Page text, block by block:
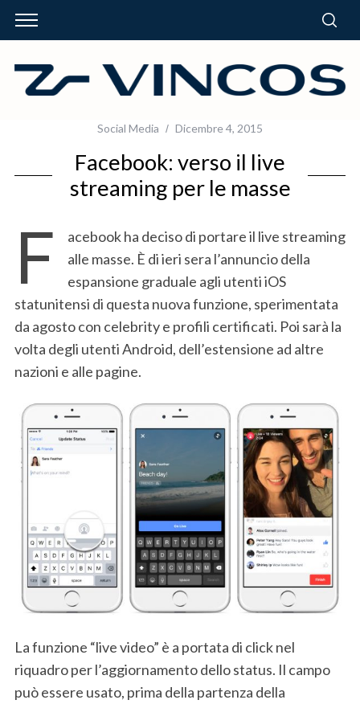
Social Media Dicembre 4, 2015
Facebook: verso il live
streaming per le masse
F
acebook ha deciso di portare il live streaming
alle masse. È di ieri sera l’annuncio della
espansione graduale agli utenti iOS
statunitensi di questa nuova funzione, sperimentata
da agosto con celebrity e profili certificati. Poi sarà la
volta degli utenti Android, dell’estensione ad altre
nazioni e alle pagine.
La funzione “live video” è a portata di click nel
riquadro per l’aggiornamento dello status. Il campo
può essere usato, prima della partenza della